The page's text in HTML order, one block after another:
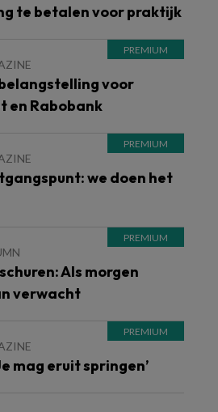
te betalen voor praktijk
voor
en Rabobank
we doen het
Als morgen
verwacht
mag eruit springen’